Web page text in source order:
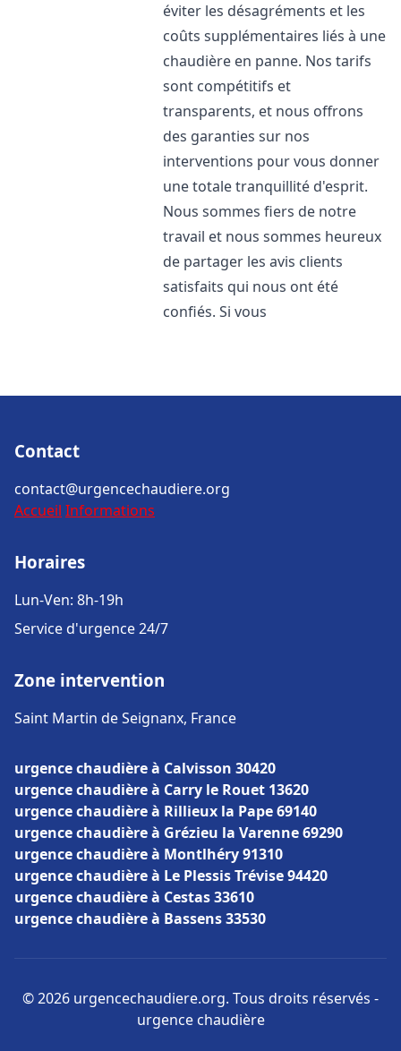
éviter les désagréments et les
coûts supplémentaires liés à une
chaudière en panne. Nos tarifs
sont compétitifs et
transparents, et nous offrons
des garanties sur nos
interventions pour vous donner
une totale tranquillité d'esprit.
Nous sommes fiers de notre
travail et nous sommes heureux
de partager les avis clients
satisfaits qui nous ont été
confiés. Si vous
Contact
contact@urgencechaudiere.org
Accueil Informations
Horaires
Lun-Ven: 8h-19h
Service d'urgence 24/7
Zone intervention
Saint Martin de Seignanx, France
urgence chaudière à Calvisson 30420
urgence chaudière à Carry le Rouet 13620
urgence chaudière à Rillieux la Pape 69140
urgence chaudière à Grézieu la Varenne 69290
urgence chaudière à Montlhéry 91310
urgence chaudière à Le Plessis Trévise 94420
urgence chaudière à Cestas 33610
urgence chaudière à Bassens 33530
© 2026 urgencechaudiere.org. Tous droits réservés -
urgence chaudière